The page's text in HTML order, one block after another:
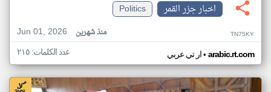
اخبار جزر القمر
Politics
Jun 01, 2026
منذ شهرين TN75KY
ار تي عربي• arabic.rt.com عدد الكلمات: ٢١٥